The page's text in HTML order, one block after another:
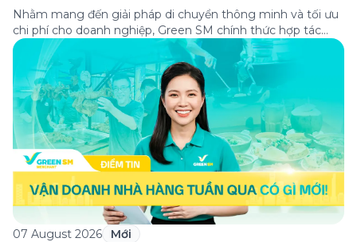
Business
Nhằm mang đến giải pháp di chuyển thông minh và tối ưu
chi phí cho doanh nghiệp, Green SM chính thức hợp tác
cùng VPBank triển khai chương trình ưu đãi dành riêng cho
khách hàng đăng ký thẻ Doanh nghiệp Green Business.
Thông qua chương trình, doanh nghiệp có thể tận hưởng
nhiều ưu […]
07 August 2026 Mới